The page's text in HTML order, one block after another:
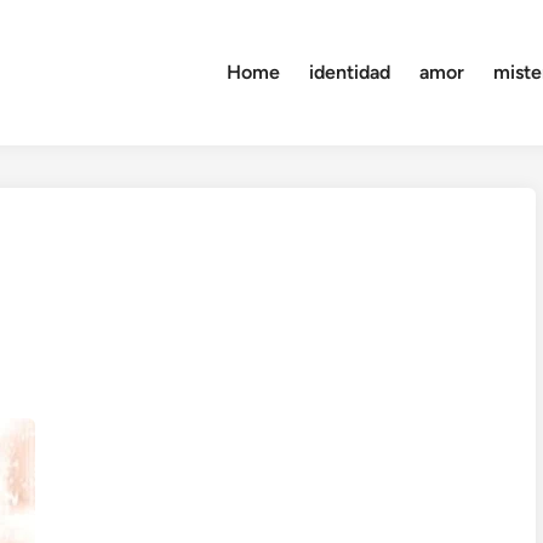
Home identidad amor